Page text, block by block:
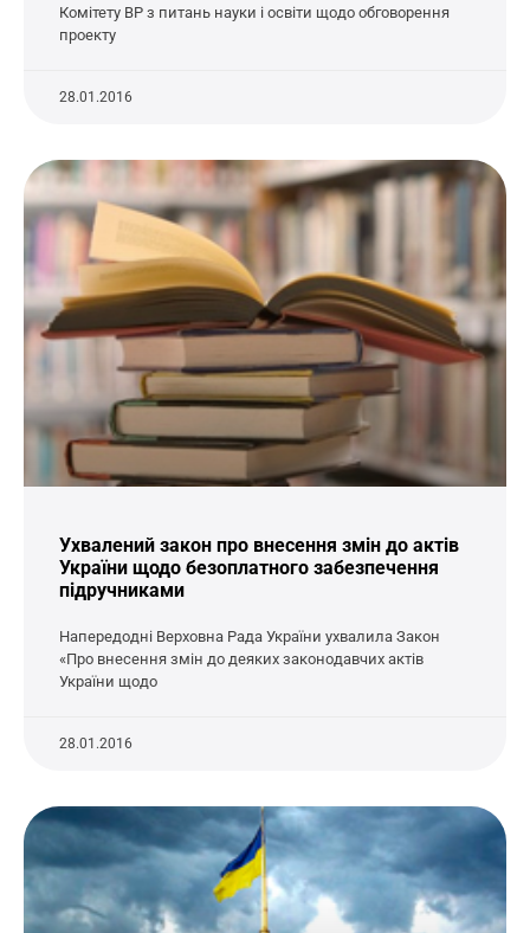
Комітету ВР з питань науки і освіти щодо обговорення
проекту
28.01.2016
Ухвалений закон про внесення змін до актів
України щодо безоплатного забезпечення
підручниками
Напередодні Верховна Рада України ухвалила Закон
«Про внесення змін до деяких законодавчих актів
України щодо
28.01.2016